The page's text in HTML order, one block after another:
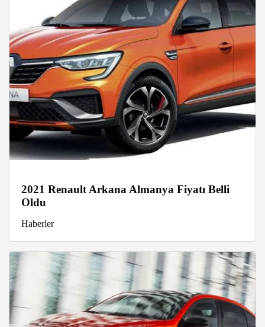
2021 Renault Arkana Almanya Fiyatı Belli
Oldu
Haberler